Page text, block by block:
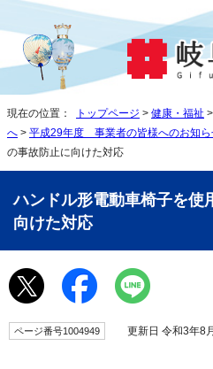
現在の位置： トップページ > 健康・福祉 >
へ > 平成29年度 事業者の皆様へのお知ら
の事故防止に向けた対応
ハンドル形電動車椅子を使
向けた対応
ページ番号1004949 更新日 令和3年8